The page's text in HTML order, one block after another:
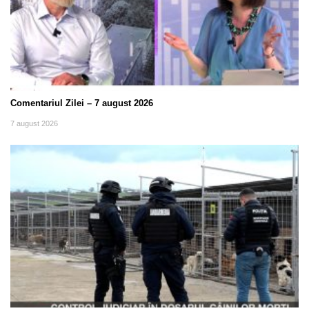
Comentariul Zilei – 7 august 2026
7 august 2026